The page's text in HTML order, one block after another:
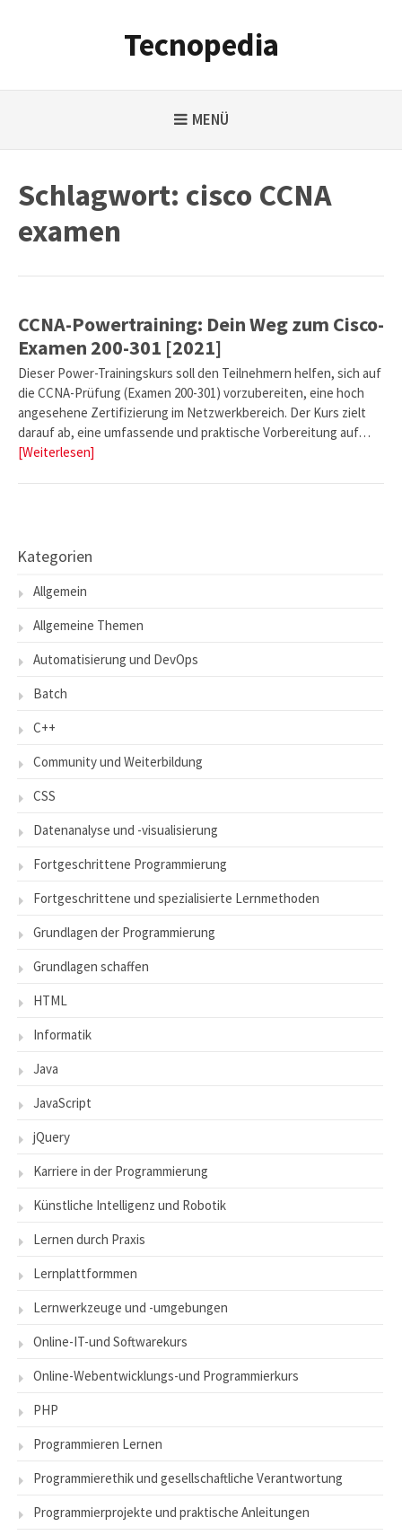
Tecnopedia
MENÜ
Schlagwort: cisco CCNA
examen
CCNA-Powertraining: Dein Weg zum Cisco-
Examen 200-301 [2021]
Dieser Power-Trainingskurs soll den Teilnehmern helfen, sich auf
die CCNA-Prüfung (Examen 200-301) vorzubereiten, eine hoch
angesehene Zertifizierung im Netzwerkbereich. Der Kurs zielt
darauf ab, eine umfassende und praktische Vorbereitung auf…
[Weiterlesen]
Kategorien
Allgemein
Allgemeine Themen
Automatisierung und DevOps
Batch
C++
Community und Weiterbildung
CSS
Datenanalyse und -visualisierung
Fortgeschrittene Programmierung
Fortgeschrittene und spezialisierte Lernmethoden
Grundlagen der Programmierung
Grundlagen schaffen
HTML
Informatik
Java
JavaScript
jQuery
Karriere in der Programmierung
Künstliche Intelligenz und Robotik
Lernen durch Praxis
Lernplattformmen
Lernwerkzeuge und -umgebungen
Online-IT-und Softwarekurs
Online-Webentwicklungs-und Programmierkurs
PHP
Programmieren Lernen
Programmierethik und gesellschaftliche Verantwortung
Programmierprojekte und praktische Anleitungen